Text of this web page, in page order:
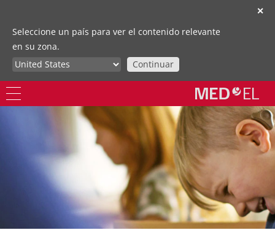
✕
Seleccione un país para ver el contenido relevante
en su zona.
Continuar